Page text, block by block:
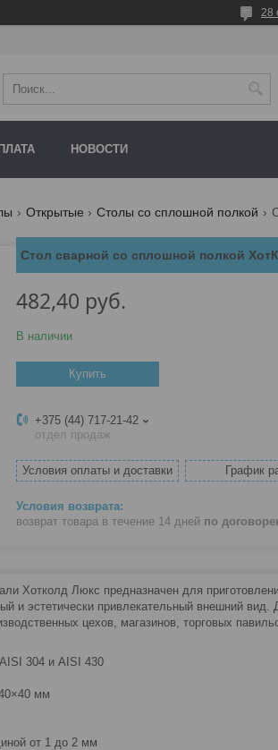
28
НОВОСТИ
Открытые Столы со сплошной полкой
Стол сварной со сплошной полкой
482,40 руб.
В наличии
Купить
+375 (44) 717-21-42
отдел продаж
Условия оплаты и доставки График
возврат товара в течение 14 дней по
Хотколд Люкс предназначен для
и эстетически привлекательный внешний
цехов, магазинов, торговых
304 и AISI 430
мм
от 1 до 2 мм